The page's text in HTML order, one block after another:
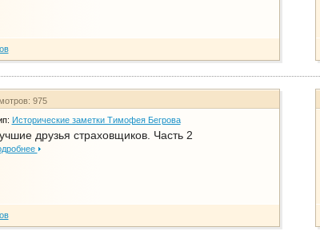
975
Исторические заметки Тимофея Бегрова
друзья страховщиков. Часть 2